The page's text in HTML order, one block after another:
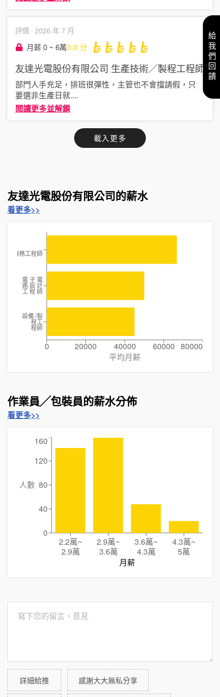
評價 · 2026 年 7 月
月薪 0 ~ 6萬5.0 分
友達光電股份有限公司 生產技術╱製程工程師
部門人手充足，排班很彈性，主管也不會擋請假，只
要選非生產日就....
閱讀更多並解鎖
載入更多
友達光電股份有限公司的薪水
看更多>>
0 20000 40000 60000 80000
平均月薪
廠務工程師
電 子 電
路 設 計
工 程 師
設備 /製
程工
程師
作業員╱包裝員的薪水分佈
看更多>>
2.2萬~
2.9萬
2.9萬~
3.6萬
3.6萬~
4.3萬
4.3萬~
5萬
月薪
0
40
80
120
160
人數
詳細給推 感謝大大無私分享
給我們回饋